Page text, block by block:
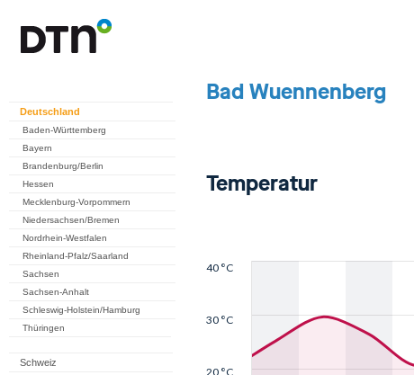
Deutschland
Baden-Württemberg
Bayern
Brandenburg/Berlin
Hessen
Mecklenburg-Vorpommern
Niedersachsen/Bremen
Nordrhein-Westfalen
Rheinland-Pfalz/Saarland
Sachsen
Sachsen-Anhalt
Schleswig-Holstein/Hamburg
Thüringen
Schweiz